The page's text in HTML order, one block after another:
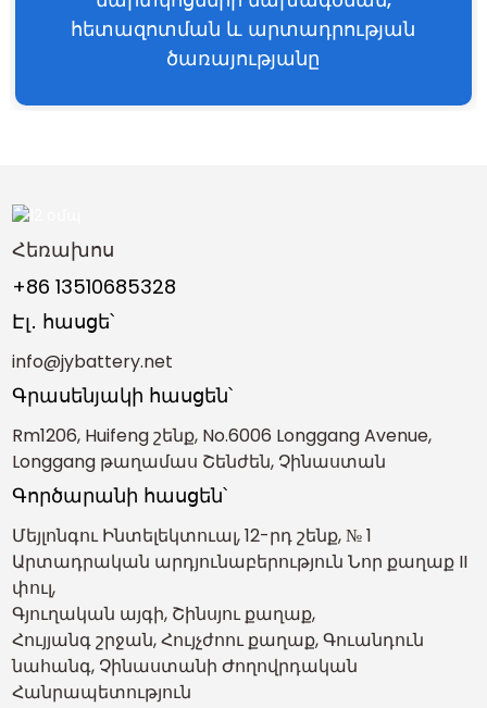
հետազոտման և արտադրության
ծառայությանը
Հեռախոս
+86 13510685328
Էլ․ հասցե՝
info@jybattery.net
Գրասենյակի հասցեն՝
Rm1206, Huifeng շենք, No.6006 Longgang Avenue,
Longgang թաղամաս Շենժեն, Չինաստան
Գործարանի հասցեն՝
Մեյլոնգու Ինտելեկտուալ, 12-րդ շենք, № 1
Արտադրական արդյունաբերություն Նոր քաղաք II
փուլ,
Գյուղական այգի, Շինսյու քաղաք,
Հույյանգ շրջան, Հույչժոու քաղաք, Գուանդուն
նահանգ, Չինաստանի Ժողովրդական
Հանրապետություն